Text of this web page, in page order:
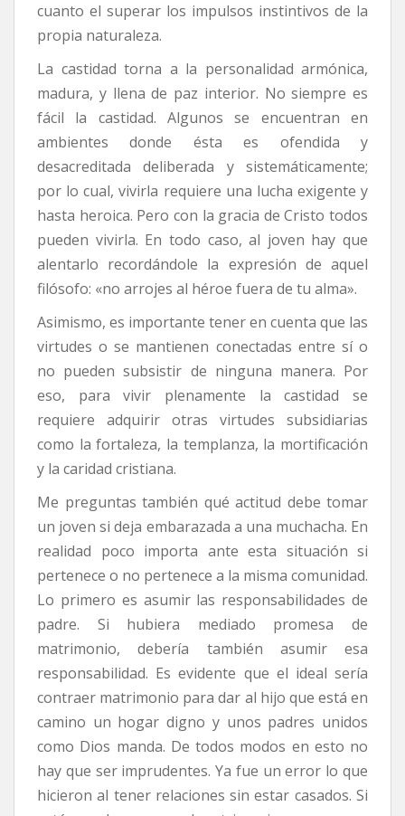
cuanto el superar los impulsos instintivos de la
propia naturaleza.
La castidad torna a la personalidad armónica,
madura, y llena de paz interior. No siempre es
fácil la castidad. Algunos se encuentran en
ambientes donde ésta es ofendida y
desacreditada deliberada y sistemáticamente;
por lo cual, vivirla requiere una lucha exigente y
hasta heroica. Pero con la gracia de Cristo todos
pueden vivirla. En todo caso, al joven hay que
alentarlo recordándole la expresión de aquel
filósofo: «no arrojes al héroe fuera de tu alma».
Asimismo, es importante tener en cuenta que las
virtudes o se mantienen conectadas entre sí o
no pueden subsistir de ninguna manera. Por
eso, para vivir plenamente la castidad se
requiere adquirir otras virtudes subsidiarias
como la fortaleza, la templanza, la mortificación
y la caridad cristiana.
Me preguntas también qué actitud debe tomar
un joven si deja embarazada a una muchacha. En
realidad poco importa ante esta situación si
pertenece o no pertenece a la misma comunidad.
Lo primero es asumir las responsabilidades de
padre. Si hubiera mediado promesa de
matrimonio, debería también asumir esa
responsabilidad. Es evidente que el ideal sería
contraer matrimonio para dar al hijo que está en
camino un hogar digno y unos padres unidos
como Dios manda. De todos modos en esto no
hay que ser imprudentes. Ya fue un error lo que
hicieron al tener relaciones sin estar casados. Si